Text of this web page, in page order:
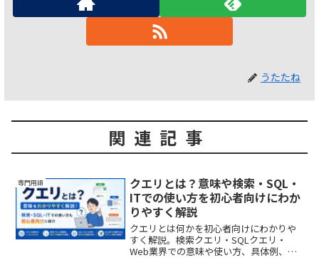
うたたね
関連記事
専門用語
クエリとは？意味や検索・SQL・
ITでの使い方を初心者向けにわか
りやすく解説
クエリとは何かを初心者向けにわかりや
すく解説。検索クエリ・SQLクエリ・
Web業界での意味や使い方、具体例、関